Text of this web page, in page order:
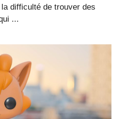
difficulté de trouver des
...